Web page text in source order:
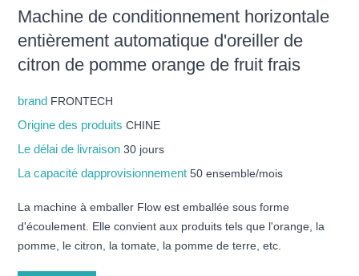
Machine de conditionnement horizontale
entièrement automatique d'oreiller de
citron de pomme orange de fruit frais
brand FRONTECH
Origine des produitsCHINE
Le délai de livraison30 jours
La capacité dapprovisionnement50 ensemble/mois
La machine à emballer Flow est emballée sous forme
d'écoulement. Elle convient aux produits tels que l'orange, la
pomme, le citron, la tomate, la pomme de terre, etc.